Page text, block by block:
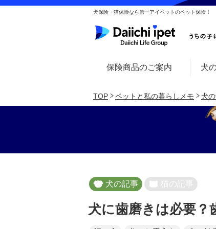
犬保険・猫保険なら第一アイペットのペット保険！
保険商品のご案内 犬
TOP ペットと私の暮らしメモ 犬
犬の記事 猫の記事
犬に歯磨きは必要？